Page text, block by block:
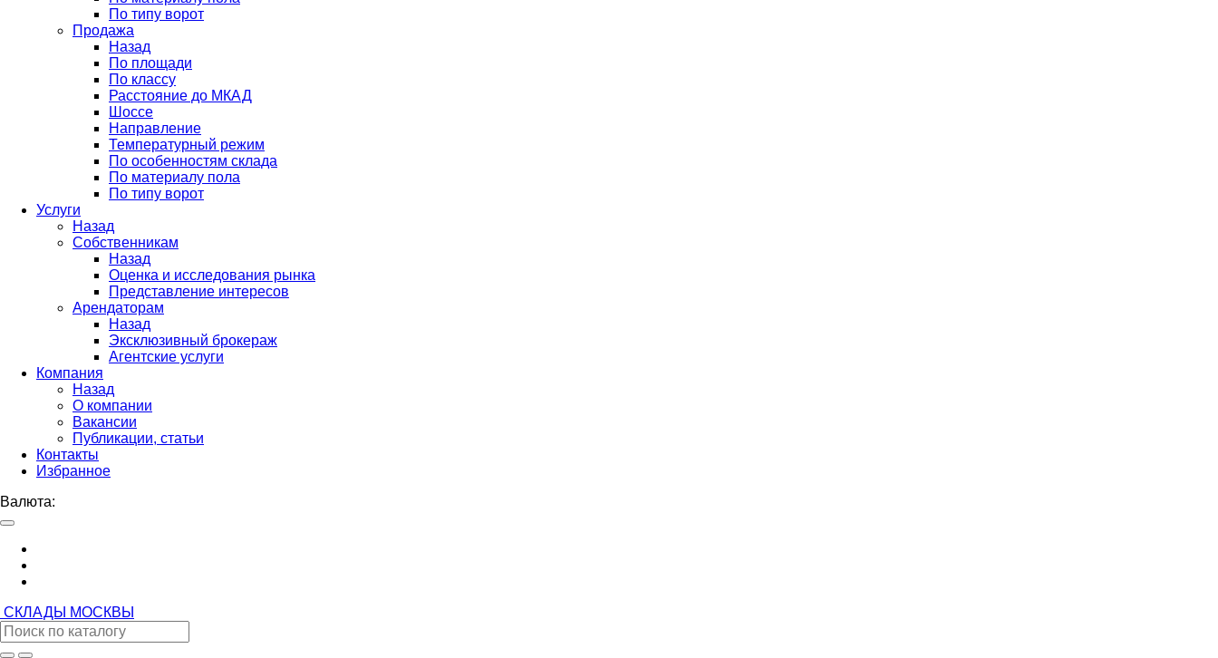
По типу ворот
Продажа
Назад
По площади
По классу
Расстояние до МКАД
Шоссе
Направление
Температурный режим
По особенностям склада
По материалу пола
По типу ворот
Услуги
Назад
Собственникам
Назад
Оценка и исследования рынка
Представление интересов
Арендаторам
Назад
Эксклюзивный брокераж
Агентские услуги
Компания
Назад
О компании
Вакансии
Публикации, статьи
Контакты
Избранное
Валюта:
СКЛАДЫ МОСКВЫ